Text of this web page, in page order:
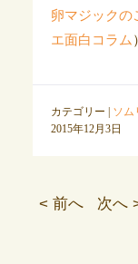
卵マジックの
エ面白コラム ）
カテゴリー | ソム
2015年12月3日
< 前へ 次へ